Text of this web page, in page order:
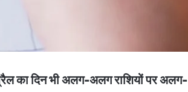
का दिन भी अलग-अलग राशियों पर अलग-